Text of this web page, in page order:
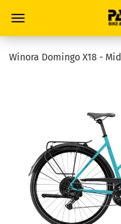
Winora Domingo X18 - Mid